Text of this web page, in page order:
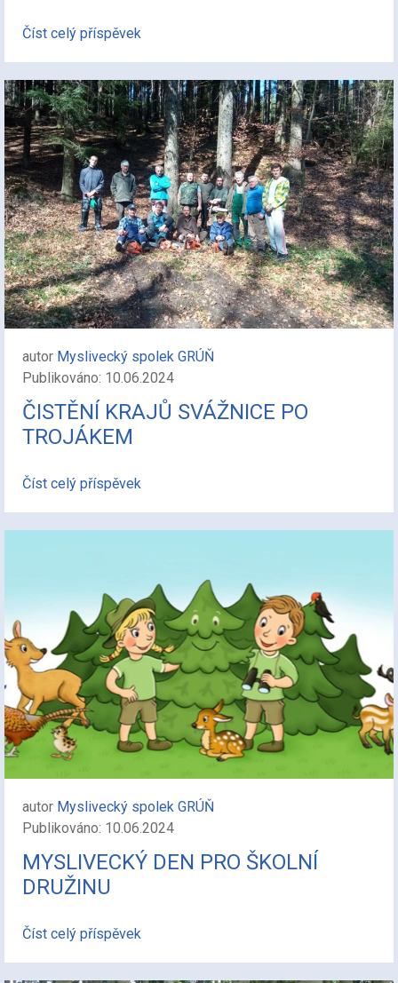
Číst celý příspěvek
autor Myslivecký spolek GRÚŇ
Publikováno: 10.06.2024
ČISTĚNÍ KRAJŮ SVÁŽNICE PO
TROJÁKEM
Číst celý příspěvek
autor Myslivecký spolek GRÚŇ
Publikováno: 10.06.2024
MYSLIVECKÝ DEN PRO ŠKOLNÍ
DRUŽINU
Číst celý příspěvek